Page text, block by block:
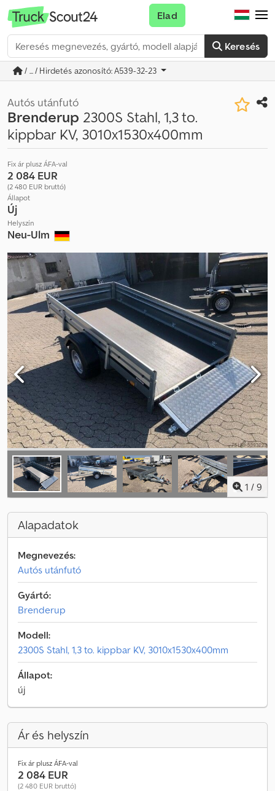
Keresés
Elad
/ ... / Hirdetés azonosító: A539-32-23
Autós utánfutó
Brenderup 2300S Stahl, 1,3 to.
kippbar KV, 3010x1530x400mm
Fix ár plusz ÁFA-val
2 084 EUR
(2 480 EUR bruttó)
Állapot
Új
Helyszín
Neu-Ulm
1 / 9
Alapadatok
Megnevezés:
Autós utánfutó
Gyártó:
Brenderup
Modell:
2300S Stahl, 1,3 to. kippbar KV, 3010x1530x400mm
Állapot:
új
Ár és helyszín
Fix ár plusz ÁFA-val
2 084 EUR
(2 480 EUR bruttó)